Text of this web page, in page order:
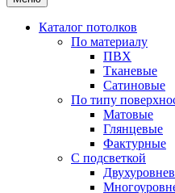
Каталог потолков
По материалу
ПВХ
Тканевые
Сатиновые
По типу
Матовые
Глянцевые
Фактурные
С подсветкой